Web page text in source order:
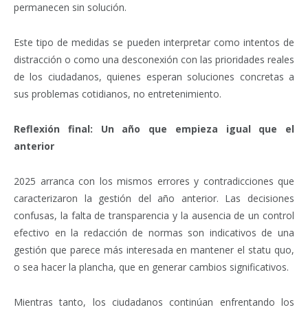
permanecen sin solución.
Este tipo de medidas se pueden interpretar como intentos de
distracción o como una desconexión con las prioridades reales
de los ciudadanos, quienes esperan soluciones concretas a
sus problemas cotidianos, no entretenimiento.
Reflexión final: Un año que empieza igual que el
anterior
2025 arranca con los mismos errores y contradicciones que
caracterizaron la gestión del año anterior. Las decisiones
confusas, la falta de transparencia y la ausencia de un control
efectivo en la redacción de normas son indicativos de una
gestión que parece más interesada en mantener el statu quo,
o sea hacer la plancha, que en generar cambios significativos.
Mientras tanto, los ciudadanos continúan enfrentando los